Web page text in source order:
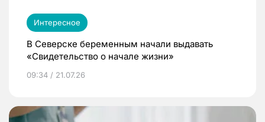
Интересное
В Северске беременным начали выдавать
«Свидетельство о начале жизни»
09:34 / 21.07.26